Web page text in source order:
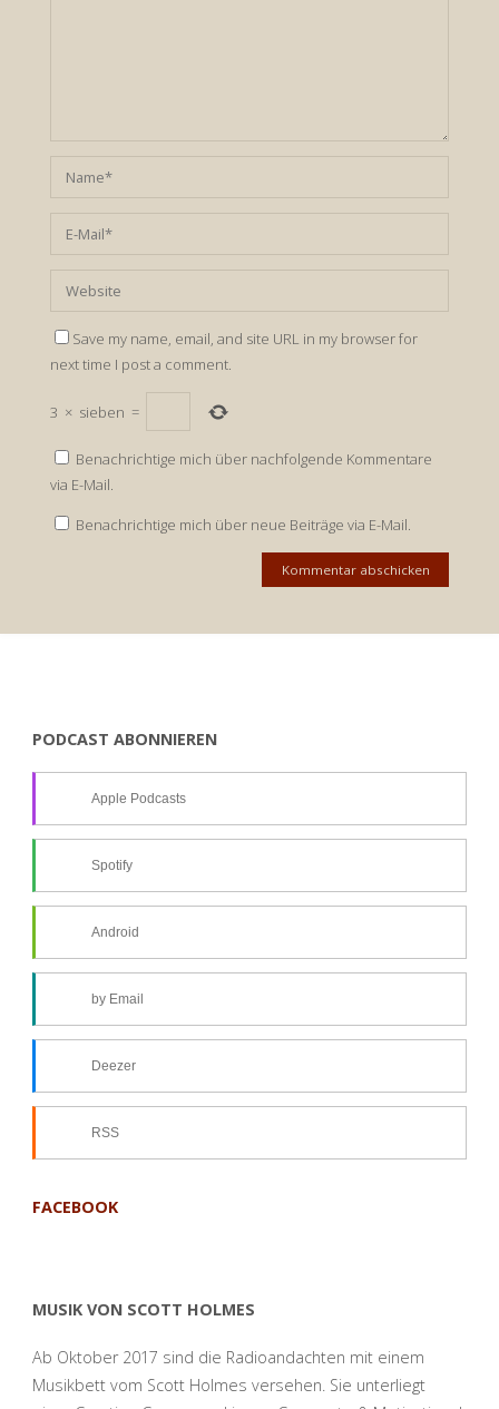
Save my name, email, and site URL in my browser for
next time I post a comment.
3 × sieben =
Benachrichtige mich über nachfolgende Kommentare
via E-Mail.
Benachrichtige mich über neue Beiträge via E-Mail.
PODCAST ABONNIEREN
Apple Podcasts
Spotify
Android
by Email
Deezer
RSS
FACEBOOK
MUSIK VON SCOTT HOLMES
Ab Oktober 2017 sind die Radioandachten mit einem
Musikbett vom Scott Holmes versehen. Sie unterliegt